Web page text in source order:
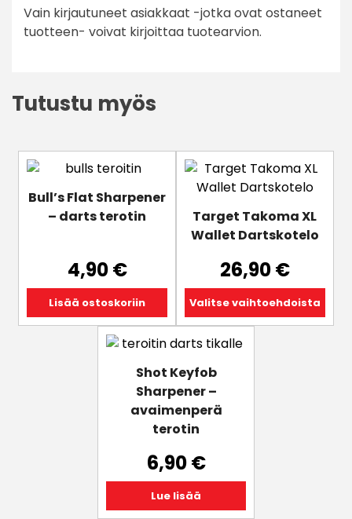
Vain kirjautuneet asiakkaat -jotka ovat ostaneet
tuotteen- voivat kirjoittaa tuotearvion.
Tutustu myös
Bull’s Flat Sharpener
– darts terotin
4,90€
Lisää ostoskoriin
Target Takoma XL
Wallet Dartskotelo
26,90€
Valitse vaihtoehdoista
Tällä
tuotteella
useampi
muunnelma.
valinnat
tuotteen
sivulla.
Shot Keyfob
Sharpener –
avaimenperä
terotin
6,90€
Lue lisää